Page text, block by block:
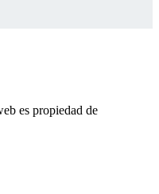
es propiedad de